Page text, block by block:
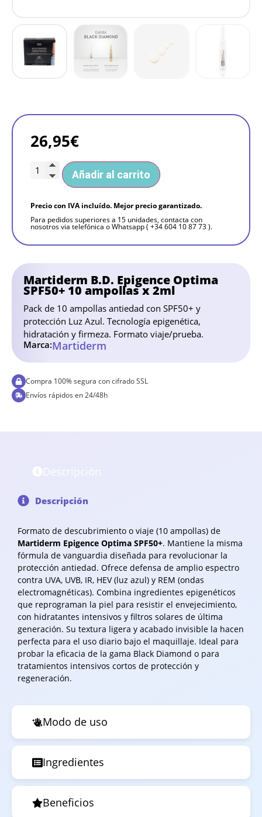
Martiderm B.D. Epigence Optima
SPF50+ 10 ampollas x 2ml
Pack de 10 ampollas antiedad con SPF50+ y
protección Luz Azul. Tecnología epigenética,
hidratación y firmeza. Formato viaje/prueba.
Marca:Martiderm
26,95€
Añadir al carrito
Precio con IVA incluído. Mejor precio garantizado.
Para pedidos superiores a 15 unidades, contacta con
nosotros via telefónica o Whatsapp ( +34 604 10 87 73 ).
Compra 100% segura con cifrado SSL
Envíos rápidos en 24/48h
Modo de uso
Ingredientes
Beneficios
Descripción
Formato de descubrimiento o viaje (10 ampollas) de
Martiderm Epigence Optima SPF50+. Mantiene la misma
fórmula de vanguardia diseñada para revolucionar la
protección antiedad. Ofrece defensa de amplio espectro
contra UVA, UVB, IR, HEV (luz azul) y REM (ondas
electromagnéticas). Combina ingredientes epigenéticos
que reprograman la piel para resistir el envejecimiento,
con hidratantes intensivos y filtros solares de última
generación. Su textura ligera y acabado invisible la hacen
perfecta para el uso diario bajo el maquillaje. Ideal para
probar la eficacia de la gama Black Diamond o para
tratamientos intensivos cortos de protección y
regeneración.